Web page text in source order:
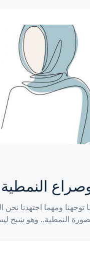
النمطية
توجهنا ومهما اجتهدنا نحن
النمطية.. وهو شبح